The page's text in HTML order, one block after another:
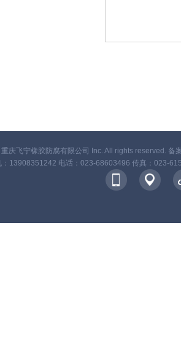
庆飞宁橡胶防腐有限公司 Inc. All rights reserved. 备
：13908351242 电话：023-68603496 传真：023-